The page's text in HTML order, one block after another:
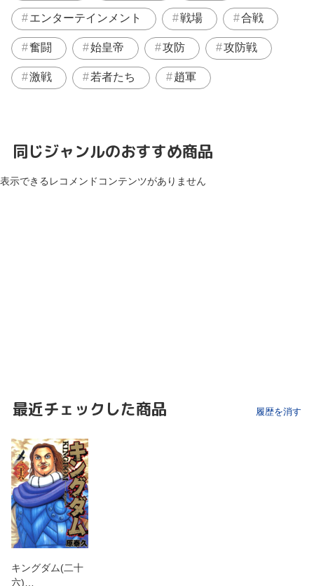
エンターテインメント 戦場 合戦
奮闘 始皇帝 攻防 攻防戦
激戦 若者たち 趙軍
同じジャンルのおすすめ商品
表示できるレコメンドコンテンツがありません
最近チェックした商品 履歴を消す
キングダム(二十
六)…